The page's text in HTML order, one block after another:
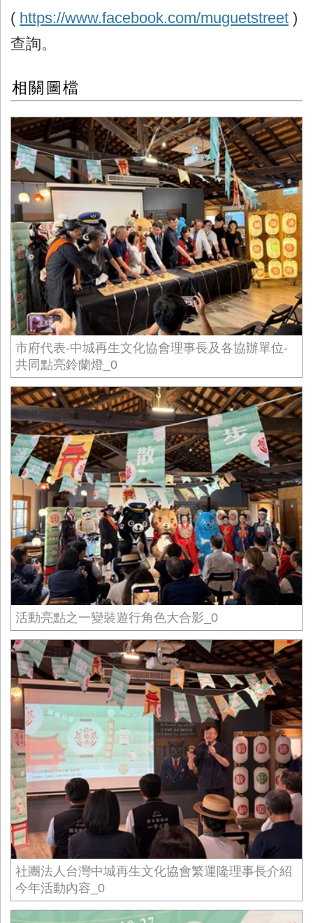
( https://www.facebook.com/muguetstreet )
查詢。
相關圖檔
市府代表-中城再生文化協會理事長及各協辦單位-
共同點亮鈴蘭燈_0
活動亮點之一變裝遊行角色大合影_0
社團法人台灣中城再生文化協會繁運隆理事長介紹
今年活動內容_0